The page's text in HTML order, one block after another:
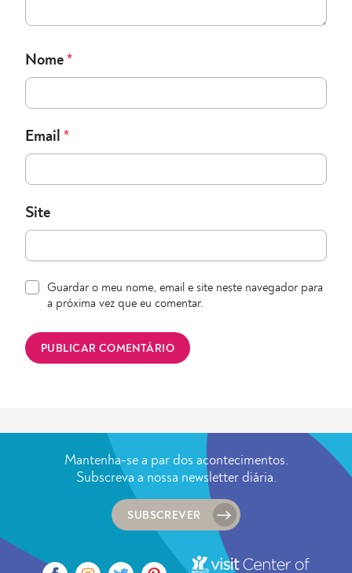
Nome *
Email *
Site
Guardar o meu nome, email e site neste navegador para
a próxima vez que eu comentar.
Mantenha-se a par dos acontecimentos.
Subscreva a nossa newsletter diária.
SUBSCREVER